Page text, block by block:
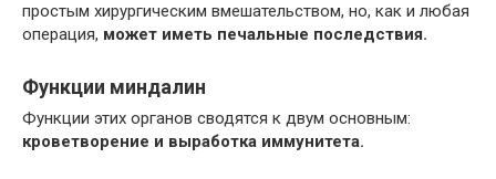
простым хирургическим вмешательством, но, как и любая
операция, может иметь печальные последствия.
Функции миндалин
Функции этих органов сводятся к двум основным:
кроветворение и выработка иммунитета.